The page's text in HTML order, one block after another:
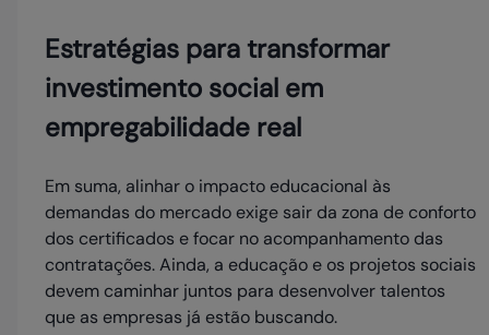
Estratégias para transformar
investimento social em
empregabilidade real
Em suma, alinhar o impacto educacional às
demandas do mercado exige sair da zona de conforto
dos certificados e focar no acompanhamento das
contratações. Ainda, a educação e os projetos sociais
devem caminhar juntos para desenvolver talentos
que as empresas já estão buscando.